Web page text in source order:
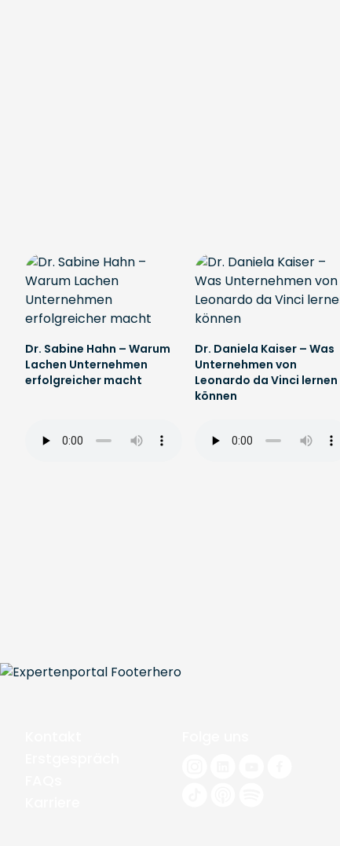
Dr. Sabine Hahn – Warum
Lachen Unternehmen
erfolgreicher macht
Dr. Daniela Kaiser – Was
Unternehmen von
Leonardo da Vinci lernen
können